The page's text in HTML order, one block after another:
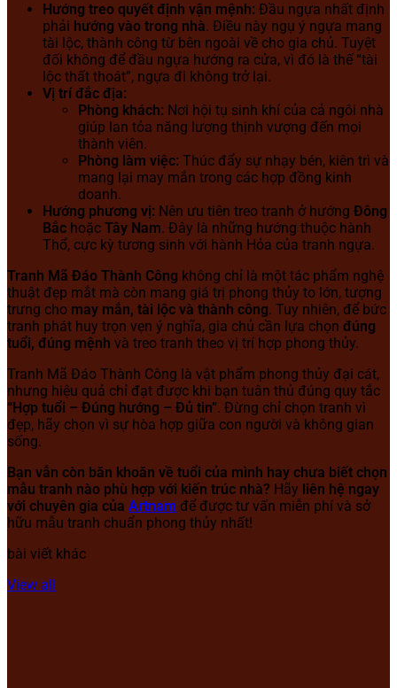
Hướng treo quyết định vận mệnh: Đầu ngựa nhất định
phải hướng vào trong nhà. Điều này ngụ ý ngựa mang
tài lộc, thành công từ bên ngoài về cho gia chủ. Tuyệt
đối không để đầu ngựa hướng ra cửa, vì đó là thế “tài
lộc thất thoát”, ngựa đi không trở lại.
Vị trí đắc địa:
Phòng khách: Nơi hội tụ sinh khí của cả ngôi nhà
giúp lan tỏa năng lượng thịnh vượng đến mọi
thành viên.
Phòng làm việc: Thúc đẩy sự nhạy bén, kiên trì và
mang lại may mắn trong các hợp đồng kinh
doanh.
Hướng phương vị: Nên ưu tiên treo tranh ở hướng Đông
Bắc hoặc Tây Nam. Đây là những hướng thuộc hành
Thổ, cực kỳ tương sinh với hành Hỏa của tranh ngựa.
Tranh Mã Đáo Thành Công không chỉ là một tác phẩm nghệ
thuật đẹp mắt mà còn mang giá trị phong thủy to lớn, tượng
trưng cho may mắn, tài lộc và thành công. Tuy nhiên, để bức
tranh phát huy trọn vẹn ý nghĩa, gia chủ cần lựa chọn đúng
tuổi, đúng mệnh và treo tranh theo vị trí hợp phong thủy.
Tranh Mã Đáo Thành Công là vật phẩm phong thủy đại cát,
nhưng hiệu quả chỉ đạt được khi bạn tuân thủ đúng quy tắc
“Hợp tuổi – Đúng hướng – Đủ tin”. Đừng chỉ chọn tranh vì
đẹp, hãy chọn vì sự hòa hợp giữa con người và không gian
sống.
Bạn vẫn còn băn khoăn về tuổi của mình hay chưa biết chọn
mẫu tranh nào phù hợp với kiến trúc nhà? Hãy liên hệ ngay
với chuyên gia của Artnam để được tư vấn miễn phí và sở
hữu mẫu tranh chuẩn phong thủy nhất!
bài viết khác
View all